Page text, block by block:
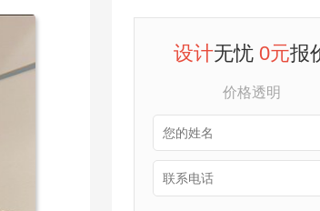
设计无忧0元报
价格透明